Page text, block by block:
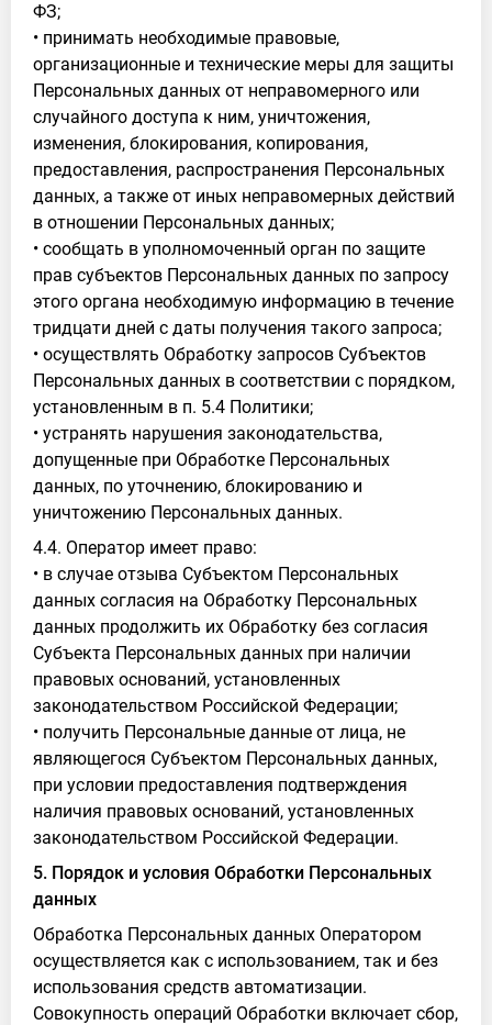
ФЗ;
• принимать необходимые правовые,
организационные и технические меры для защиты
Персональных данных от неправомерного или
случайного доступа к ним, уничтожения,
изменения, блокирования, копирования,
предоставления, распространения Персональных
данных, а также от иных неправомерных действий
в отношении Персональных данных;
• сообщать в уполномоченный орган по защите
прав субъектов Персональных данных по запросу
этого органа необходимую информацию в течение
тридцати дней с даты получения такого запроса;
• осуществлять Обработку запросов Субъектов
Персональных данных в соответствии с порядком,
установленным в п. 5.4 Политики;
• устранять нарушения законодательства,
допущенные при Обработке Персональных
данных, по уточнению, блокированию и
уничтожению Персональных данных.
4.4. Оператор имеет право:
• в случае отзыва Субъектом Персональных
данных согласия на Обработку Персональных
данных продолжить их Обработку без согласия
Субъекта Персональных данных при наличии
правовых оснований, установленных
законодательством Российской Федерации;
• получить Персональные данные от лица, не
являющегося Субъектом Персональных данных,
при условии предоставления подтверждения
наличия правовых оснований, установленных
законодательством Российской Федерации.
5. Порядок и условия Обработки Персональных
данных
Обработка Персональных данных Оператором
осуществляется как с использованием, так и без
использования средств автоматизации.
Совокупность операций Обработки включает сбор,